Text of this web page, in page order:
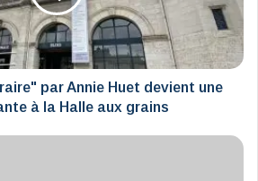
par Annie Huet devient une
à la Halle aux grains